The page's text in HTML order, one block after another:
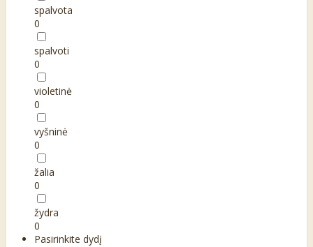
spalvota
0
spalvoti
0
violetinė
0
vyšninė
0
žalia
0
žydra
0
Pasirinkite dydį